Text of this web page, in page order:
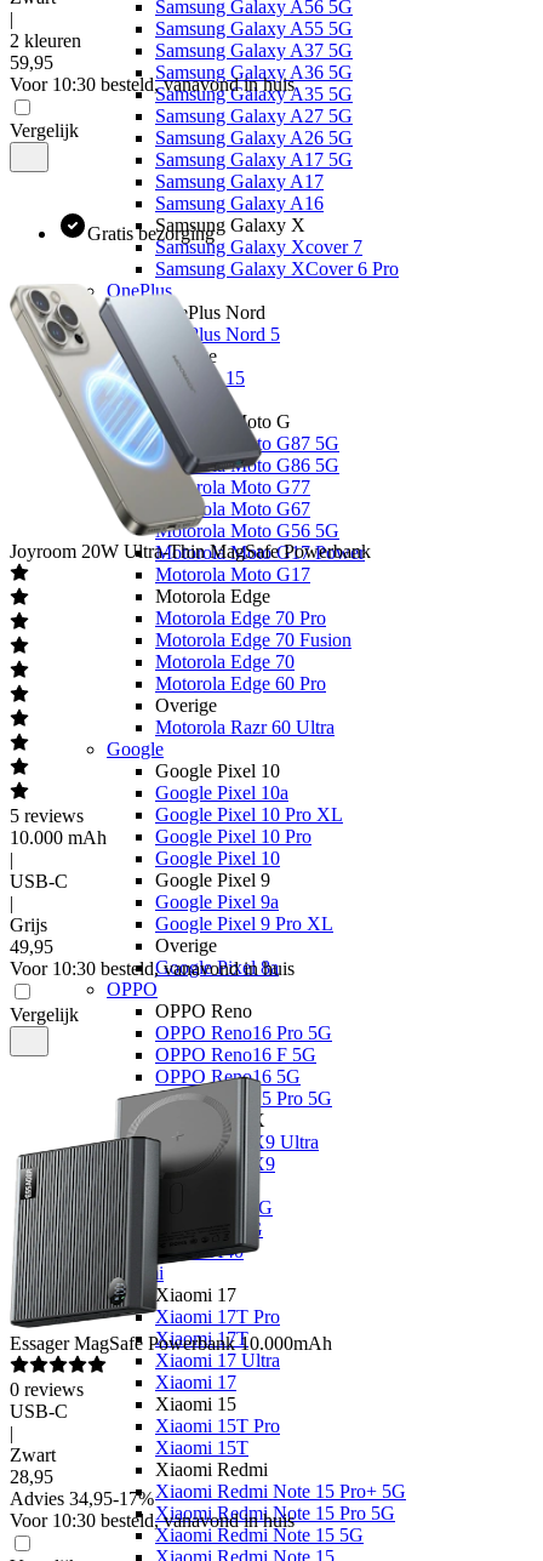
Samsung Galaxy A56 5G
Samsung Galaxy A55 5G
Samsung Galaxy A37 5G
Samsung Galaxy A36 5G
Samsung Galaxy A35 5G
Samsung Galaxy A27 5G
Samsung Galaxy A26 5G
Samsung Galaxy A17 5G
Samsung Galaxy A17
Samsung Galaxy A16
Samsung Galaxy X
Samsung Galaxy Xcover 7
Samsung Galaxy XCover 6 Pro
OnePlus
OnePlus Nord
OnePlus Nord 5
Overige
OnePlus 15
Motorola
Motorola Moto G
Motorola Moto G87 5G
Motorola Moto G86 5G
Motorola Moto G77
Motorola Moto G67
Motorola Moto G56 5G
Motorola Moto G17 Power
Motorola Moto G17
Motorola Edge
Motorola Edge 70 Pro
Motorola Edge 70 Fusion
Motorola Edge 70
Motorola Edge 60 Pro
Overige
Motorola Razr 60 Ultra
Google
Google Pixel 10
Google Pixel 10a
Google Pixel 10 Pro XL
Google Pixel 10 Pro
Google Pixel 10
Google Pixel 9
Google Pixel 9a
Google Pixel 9 Pro XL
Overige
Google Pixel 8a
OPPO
OPPO Reno
OPPO Reno16 Pro 5G
OPPO Reno16 F 5G
OPPO Reno16 5G
OPPO Reno15 Pro 5G
OPPO Find X
OPPO Find X9 Ultra
OPPO Find X9
OPPO A6x 5G
OPPO A6 5G
OPPO A40
Xiaomi
Xiaomi 17
Xiaomi 17T Pro
Xiaomi 17T
Xiaomi 17 Ultra
Xiaomi 17
Xiaomi 15
Xiaomi 15T Pro
Xiaomi 15T
Xiaomi Redmi
Xiaomi Redmi Note 15 Pro+ 5G
Xiaomi Redmi Note 15 Pro 5G
Xiaomi Redmi Note 15 5G
Xiaomi Redmi Note 15
|
2 kleuren
59,95
Voor 10:30 besteld, vanavond in huis
Vergelijk
Gratis bezorging
Joyroom 20W Ultra-Thin MagSafe Powerbank
5 reviews
10.000 mAh
|
USB-C
|
Grijs
49,95
Voor 10:30 besteld, vanavond in huis
Vergelijk
Essager MagSafe Powerbank 10.000mAh
0 reviews
USB-C
|
Zwart
28,95
Advies 34,95-17%
Voor 10:30 besteld, vanavond in huis